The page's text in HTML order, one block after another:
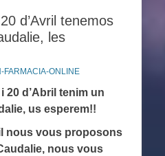
d’Avril tenemos
les
FARMACIA-ONLINE
20 d’Abril tenim un
us esperem!!
nous vous proposons
nous vous